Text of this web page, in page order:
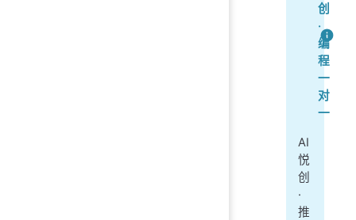
创
·
编
程
一
对
一
AI
悦
创
·
推